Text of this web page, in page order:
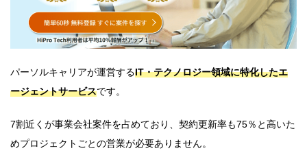
パーソルキャリアが運営するIT・テクノロジー領域に特化したエ
ージェントサービスです。
7割近くが事業会社案件を占めており、契約更新率も75％と高いた
めプロジェクトごとの営業が必要ありません。